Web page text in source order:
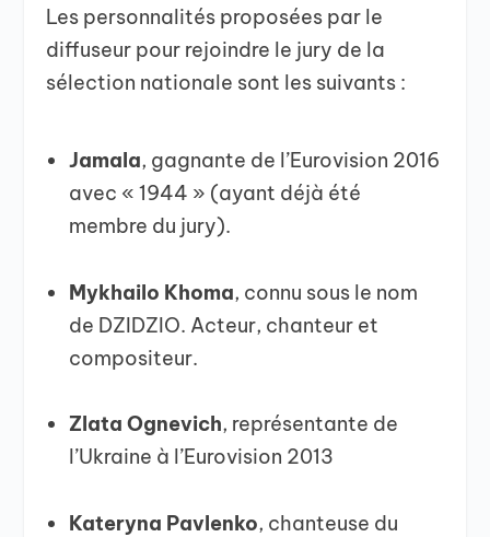
Les personnalités proposées par le
diffuseur pour rejoindre le jury de la
sélection nationale sont les suivants :
Jamala, gagnante de l’Eurovision 2016
avec « 1944 » (ayant déjà été
membre du jury).
Mykhailo Khoma, connu sous le nom
de DZIDZIO. Acteur, chanteur et
compositeur.
Zlata Ognevich, représentante de
l’Ukraine à l’Eurovision 2013
Kateryna Pavlenko, chanteuse du